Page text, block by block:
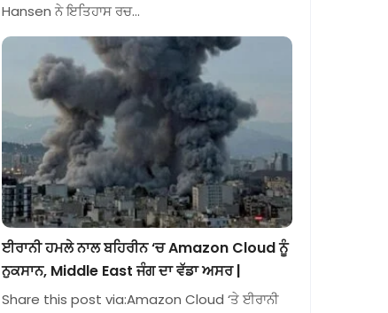
Hansen ਨੇ ਇਤਿਹਾਸ ਰਚ…
ਈਰਾਨੀ ਹਮਲੇ ਨਾਲ ਬਹਿਰੀਨ ‘ਚ Amazon Cloud ਨੂੰ
ਨੁਕਸਾਨ, Middle East ਜੰਗ ਦਾ ਵੱਡਾ ਅਸਰ |
Share this post via:Amazon Cloud ‘ਤੇ ਈਰਾਨੀ